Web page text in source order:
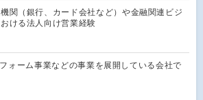
機関（銀行、カード会社など）や金融関連ビジ
ける法人向け営業経験
ォーム事業などの事業を展開している会社で